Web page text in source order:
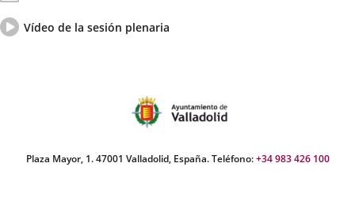
Vídeo
del
Vídeo de la sesión plenaria
Plaza Mayor, 1. 47001 Valladolid, España. Teléfono:+34 983 426 100